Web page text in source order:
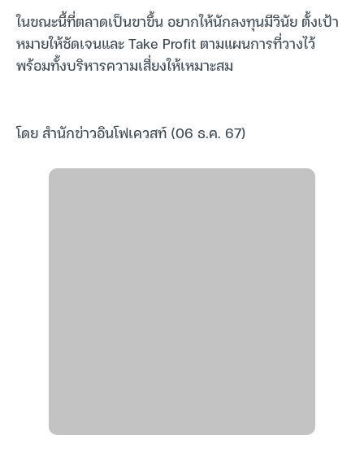
ในขณะนี้ที่ตลาดเป็นขาขึ้น อยากให้นักลงทุนมีวินัย ตั้งเป้า
หมายให้ชัดเจนและ Take Profit ตามแผนการที่วางไว้
พร้อมทั้งบริหารความเสี่ยงให้เหมาะสม
โดย สำนักข่าวอินโฟเควสท์ (06 ธ.ค. 67)